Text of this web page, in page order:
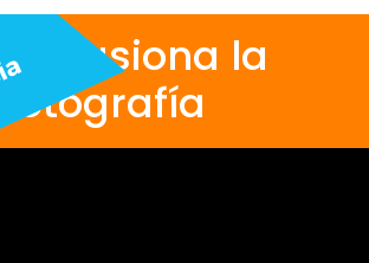
apasiona la
fotografía